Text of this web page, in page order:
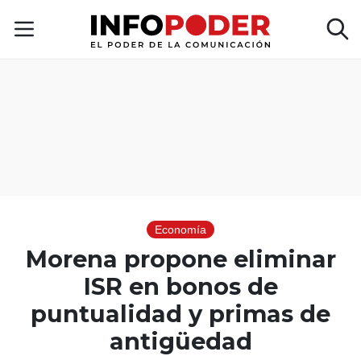
Economía
Morena propone eliminar
ISR en bonos de
puntualidad y primas de
antigüedad